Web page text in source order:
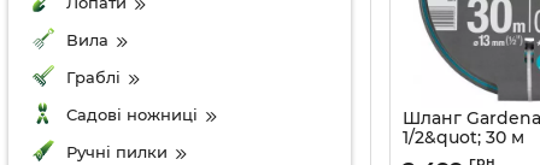
Вила
Граблі
Садові ножниці
Ручні пилки
Шланг
1/2&quot; 30 м
Артикул: 18009-